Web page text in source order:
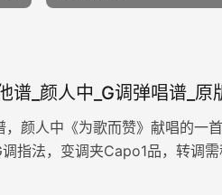
谱_颜人中_G调弹唱谱_原
，颜人中《为歌而赞》献唱的一
指法，变调夹Capo1品，转调